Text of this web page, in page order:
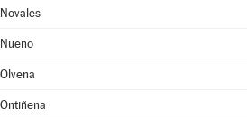
Novales
Nueno
Olvena
Ontiñena